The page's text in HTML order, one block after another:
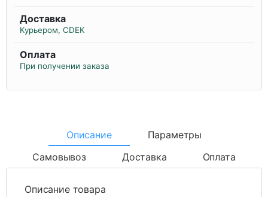
Доставка
Курьером, CDEK
Оплата
При получении заказа
Описание
Параметры
Самовывоз
Доставка Оплата
Описание товара